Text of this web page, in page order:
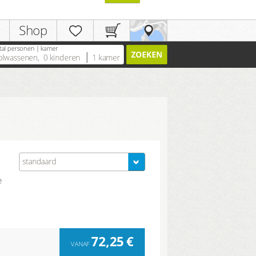
Shop
personen | kamer
, 0 kinderen 1 kamer ZOEKEN
standaard
VANAF72,25€